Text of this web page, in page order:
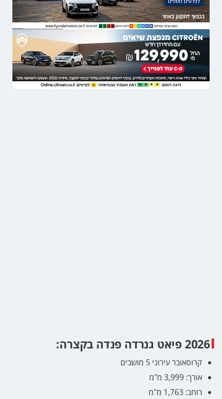
2026 פיאט גנרדה פנדה בקצרה:
קרוסאובר עירוני 5 מושבים
אורך: 3,999 מ"מ
רוחב: 1,763 מ"מ